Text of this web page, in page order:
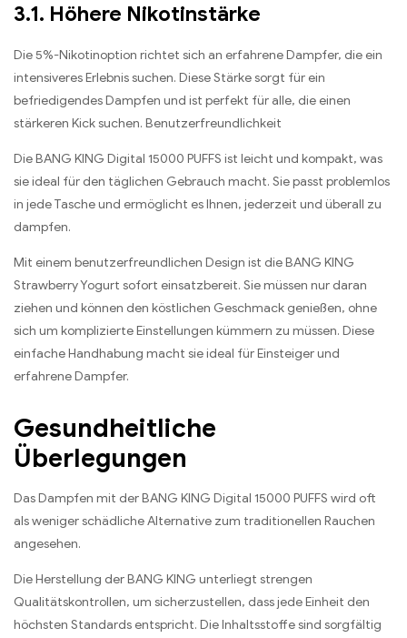
3.1. Höhere Nikotinstärke
Die 5%-Nikotinoption richtet sich an erfahrene Dampfer, die ein
intensiveres Erlebnis suchen. Diese Stärke sorgt für ein
befriedigendes Dampfen und ist perfekt für alle, die einen
stärkeren Kick suchen. Benutzerfreundlichkeit
Die BANG KING Digital 15000 PUFFS ist leicht und kompakt, was
sie ideal für den täglichen Gebrauch macht. Sie passt problemlos
in jede Tasche und ermöglicht es Ihnen, jederzeit und überall zu
dampfen.
Mit einem benutzerfreundlichen Design ist die BANG KING
Strawberry Yogurt sofort einsatzbereit. Sie müssen nur daran
ziehen und können den köstlichen Geschmack genießen, ohne
sich um komplizierte Einstellungen kümmern zu müssen. Diese
einfache Handhabung macht sie ideal für Einsteiger und
erfahrene Dampfer.
Gesundheitliche
Überlegungen
Das Dampfen mit der BANG KING Digital 15000 PUFFS wird oft
als weniger schädliche Alternative zum traditionellen Rauchen
angesehen.
Die Herstellung der BANG KING unterliegt strengen
Qualitätskontrollen, um sicherzustellen, dass jede Einheit den
höchsten Standards entspricht. Die Inhaltsstoffe sind sorgfältig